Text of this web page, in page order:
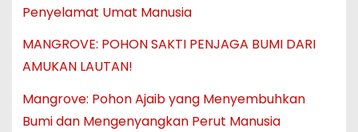
Penyelamat Umat Manusia
MANGROVE: POHON SAKTI PENJAGA BUMI DARI
AMUKAN LAUTAN!
Mangrove: Pohon Ajaib yang Menyembuhkan
Bumi dan Mengenyangkan Perut Manusia